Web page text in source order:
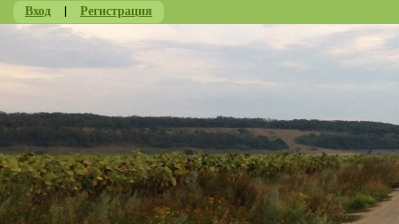
Вход | Регистрация